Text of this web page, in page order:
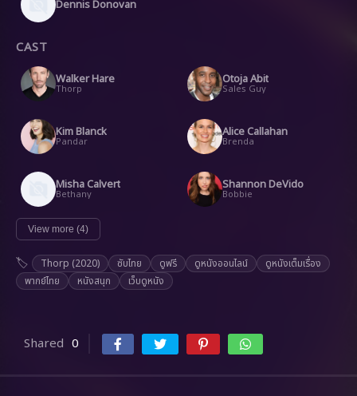
Dennis Donovan
CAST
Walker Hare
Thorp
Otoja Abit
Sales Guy
Kim Blanck
Pandar
Alice Callahan
Brenda
Misha Calvert
Bethany
Shannon DeVido
Bobbie
View more (4)
Thorp (2020) ซับไทย ดูฟรี ดูหนังออนไลน์
ดูหนังเต็มเรื่อง
พากย์ไทย
หนังสนุก เว็บดูหนัง
Shared 0